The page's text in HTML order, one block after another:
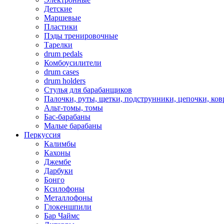
Детские
Маршевые
Пластики
Пэды тренировочные
Тарелки
drum pedals
Комбоусилители
drum cases
drum holders
Стулья для барабанщиков
Палочки, руты, щетки, подструнники, цепочки,
Альт-томы, томы
Бас-барабаны
Малые барабаны
Перкуссия
Калимбы
Кахоны
Джембе
Дарбуки
Бонго
Ксилофоны
Металлофоны
Глокеншпили
Бар Чаймс